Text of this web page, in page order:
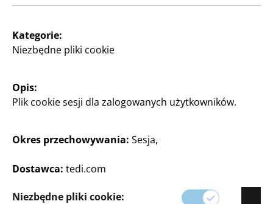
Kategorie:
Niezbędne pliki cookie
Opis:
Plik cookie sesji dla zalogowanych użytkowników.
Okres przechowywania: Sesja,
Dostawca: tedi.com
Niezbędne pliki cookie: